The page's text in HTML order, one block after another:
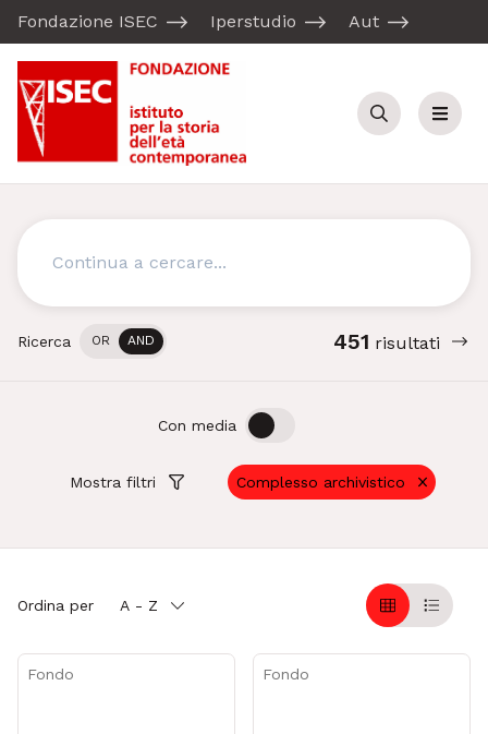
Fondazione ISEC Iperstudio Aut
Cerca Menu
Cerca
Ricerca OR AND 451 risultati
Mostra filtri Complesso archivistico
Con media OFF
Ordina per A - Z
GrigliaTable
Fondo Fondo